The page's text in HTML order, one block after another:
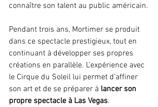
connaître son talent au public américain.
Pendant trois ans, Mortimer se produit
dans ce spectacle prestigieux, tout en
continuant à développer ses propres
créations en parallèle. L’expérience avec
le Cirque du Soleil lui permet d’affiner
son art et de se préparer à lancer son
propre spectacle à Las Vegas.